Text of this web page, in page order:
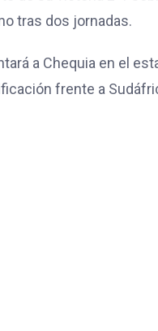
tras dos jornadas.
a Chequia en el
frente a